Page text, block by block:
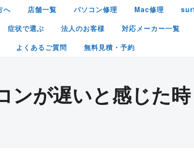
へ 店舗一覧 パソコン修理 Mac修理
症状で選ぶ 法人のお客様 対応メーカー一覧
よくあるご質問
無料見積・予約
ンが遅いと感じた時